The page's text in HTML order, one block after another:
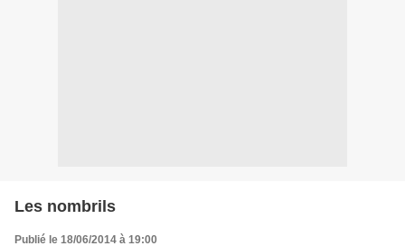
Les nombrils
Publié le 18/06/2014 à 19:00